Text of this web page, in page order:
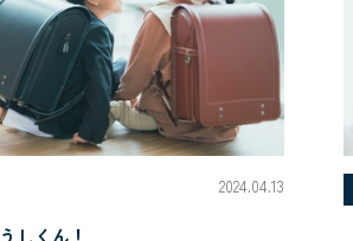
2024.04.13
しくん！